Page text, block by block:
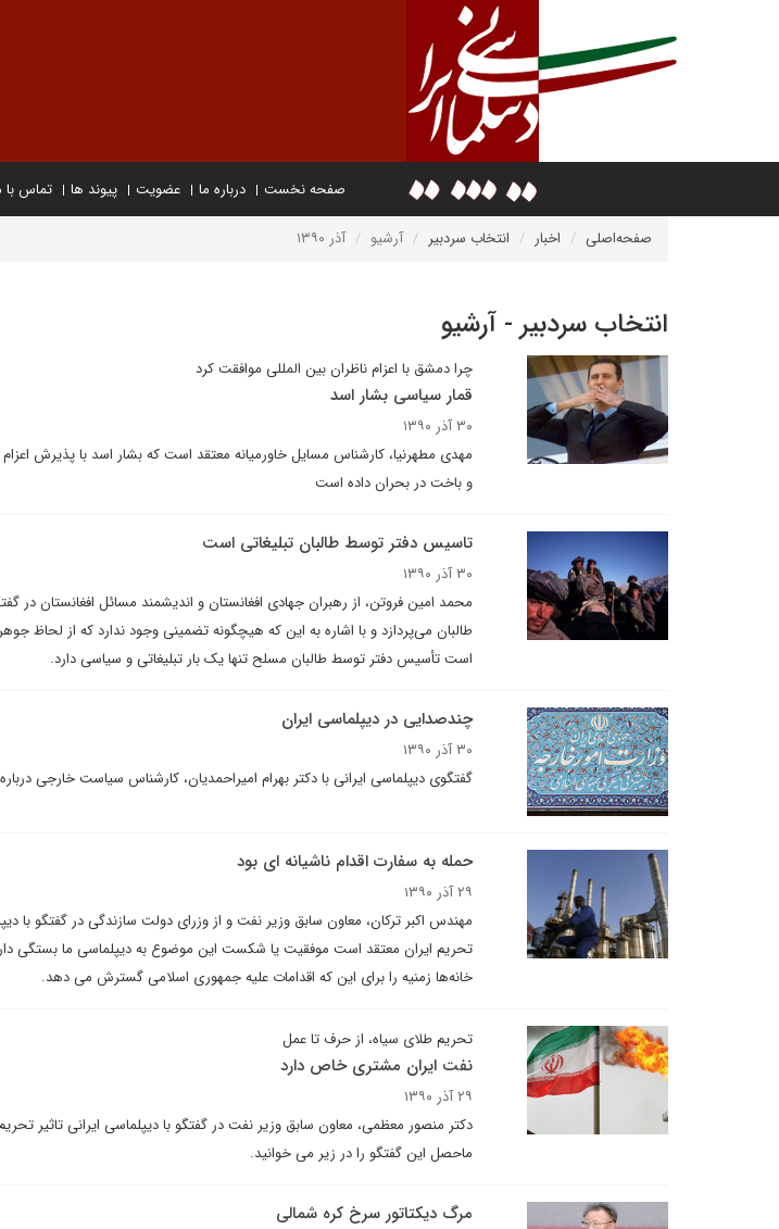
صفحه نخست درباره ما عضویت پیوند ها تماس با
صفحه‌اصلی اخبار انتخاب سردبیر آرشیو آذر ۱۳۹۰
انتخاب سردبیر - آرشیو
چرا دمشق با اعزام ناظران بین المللی موافقت کرد
قمار سیاسی بشار اسد
۳۰ آذر ۱۳۹۰
مهدی مطهرنیا، کارشناس مسایل خاورمیانه معتقد است که بشار اسد با پذیرش
و باخت در بحران داده است
تاسیس دفتر توسط طالبان تبلیغاتی است
۳۰ آذر ۱۳۹۰
محمد امین فروتن، از رهبران جهادی افغانستان و اندیشمند مسائل افغانستان در
طالبان می‌پردازد و با اشاره به این که هیچگونه تضمینی وجود ندارد که از لحاظ
است تأسیس دفتر توسط طالبان مسلح تنها یک بار تبلیغاتی و سیاسی دارد.
چندصدایی در دیپلماسی ایران
۳۰ آذر ۱۳۹۰
گفتگوی دیپلماسی ایرانی با دکتر بهرام امیراحمدیان، کارشناس سیاست خارجی
حمله به سفارت اقدام ناشیانه ای بود
۲۹ آذر ۱۳۹۰
مهندس اکبر ترکان، معاون سابق وزیر نفت و از وزرای دولت سازندگی در گفتگو با
تحریم ایران معتقد است موفقیت یا شکست این موضوع به دیپلماسی ما بستگی
خانه‌ها زمنیه را برای این که اقدامات علیه جمهوری اسلامی گسترش می دهد.
تحریم طلای سیاه، از حرف تا عمل
نفت ایران مشتری خاص دارد
۲۹ آذر ۱۳۹۰
دکتر منصور معظمی، معاون سابق وزیر نفت در گفتگو با دیپلماسی ایرانی تاثیر
ماحصل این گفتگو را در زیر می خوانید.
مرگ دیکتاتور سرخ کره شمالی